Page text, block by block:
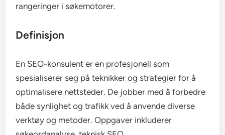
rangeringer i søkemotorer.
Definisjon
En SEO-konsulent er en profesjonell som
spesialiserer seg på teknikker og strategier for å
optimalisere nettsteder. De jobber med å forbedre
både synlighet og trafikk ved å anvende diverse
verktøy og metoder. Oppgaver inkluderer